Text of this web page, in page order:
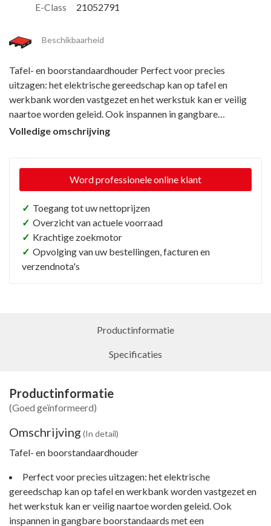
E-Class
21052791
Beschikbaarheid
Tafel- en boorstandaardhouder Perfect voor precies
uitzagen: het elektrische gereedschap kan op tafel en
werkbank worden vastgezet en het werkstuk kan er veilig
naartoe worden geleid. Ook inspannen in gangbare
boorstandaards met een spanhalsdiameter van 43 mm is
gebracht. Passend voor FEIN MULTIMASTER en FEIN
Volledige omschrijving
Word professionele online klant
✓ Toegang tot uw nettoprijzen
✓ Overzicht van actuele voorraad
✓ Krachtige zoekmotor
✓ Opvolging van uw bestellingen, facturen en
verzendnota's
Productinformatie
Specificaties
Productinformatie
(Goed geïnformeerd)
Omschrijving (In detail)
Tafel- en boorstandaardhouder
Perfect voor precies uitzagen: het elektrische
gereedschap kan op tafel en werkbank worden vastgezet en
het werkstuk kan er veilig naartoe worden geleid. Ook
inspannen in gangbare boorstandaards met een